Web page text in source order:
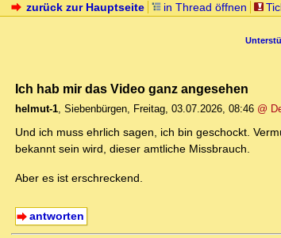
zurück zur Hauptseite
in Thread öffnen
Ich hab mir das Video ganz angesehen
helmut-1, Siebenbürgen, Freitag, 03.07.2026, 08:46 @
Und ich muss ehrlich sagen, ich bin geschockt.
bekannt sein wird, dieser amtliche Missbrauch.
Aber es ist erschreckend.
antworten